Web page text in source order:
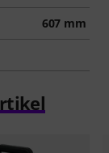
607 mm